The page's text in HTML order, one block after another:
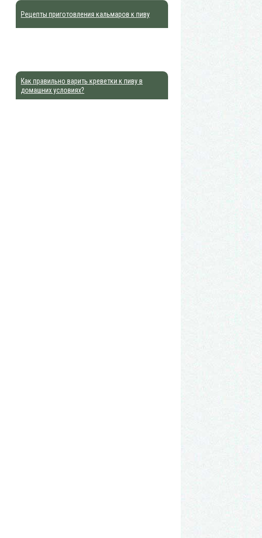
Рецепты приготовления кальмаров к пиву
Как правильно варить креветки к пиву в
домашних условиях?